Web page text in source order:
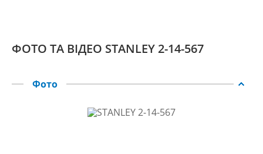
ФОТО ТА ВІДЕО STANLEY 2-14-567
Фото